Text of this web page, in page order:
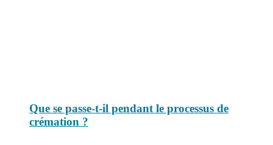
Que se passe-t-il pendant le processus de
crémation ?